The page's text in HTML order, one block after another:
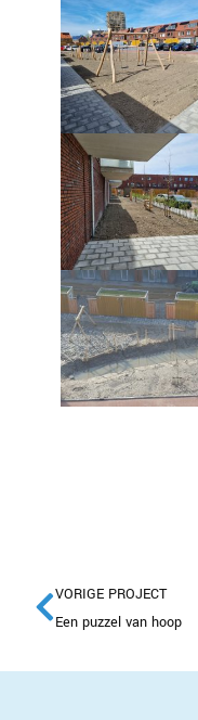
VORIGE PROJECT
Een puzzel van hoop